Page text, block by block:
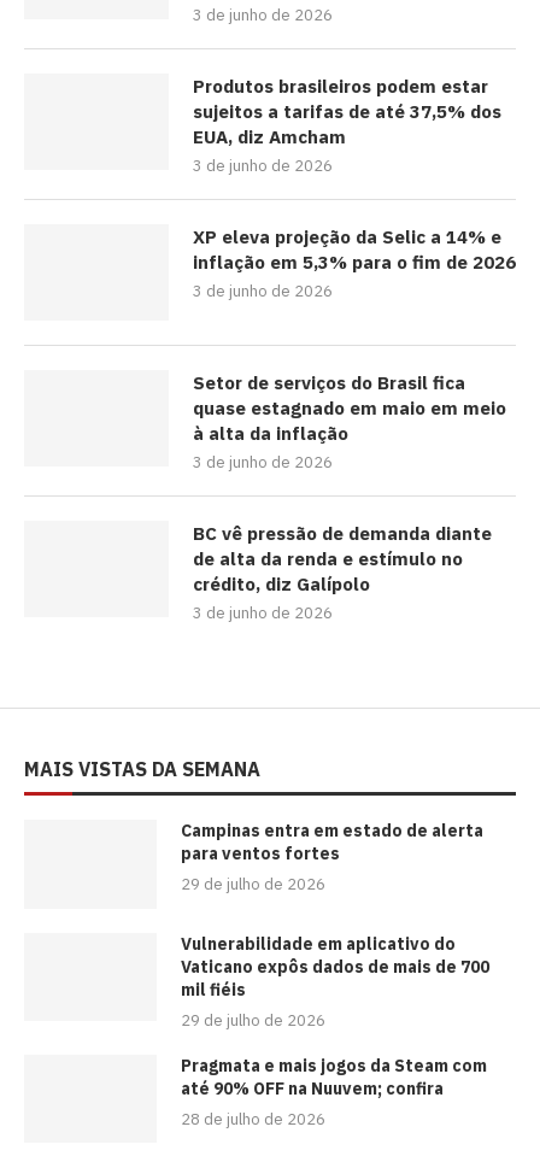
3 de junho de 2026
Produtos brasileiros podem estar
sujeitos a tarifas de até 37,5% dos
EUA, diz Amcham
3 de junho de 2026
XP eleva projeção da Selic a 14% e
inflação em 5,3% para o fim de 2026
3 de junho de 2026
Setor de serviços do Brasil fica
quase estagnado em maio em meio
à alta da inflação
3 de junho de 2026
BC vê pressão de demanda diante
de alta da renda e estímulo no
crédito, diz Galípolo
3 de junho de 2026
MAIS VISTAS DA SEMANA
Campinas entra em estado de alerta
para ventos fortes
29 de julho de 2026
Vulnerabilidade em aplicativo do
Vaticano expôs dados de mais de 700
mil fiéis
29 de julho de 2026
Pragmata e mais jogos da Steam com
até 90% OFF na Nuuvem; confira
28 de julho de 2026